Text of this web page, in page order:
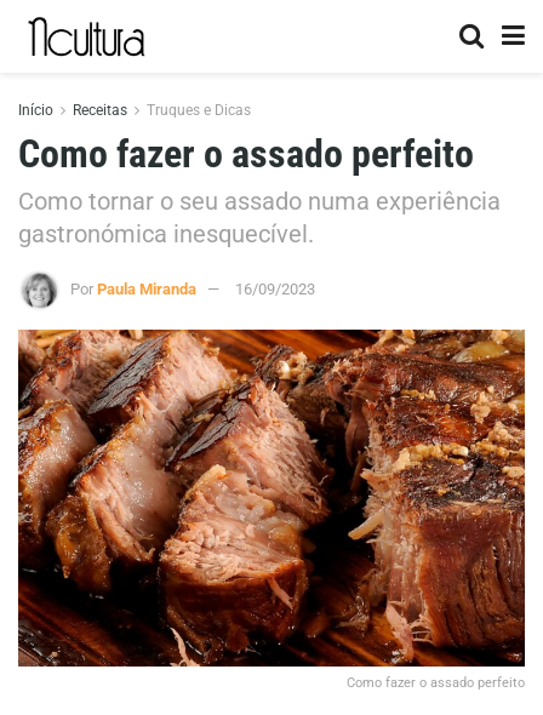
Início Receitas Truques e Dicas
Como fazer o assado perfeito
Como tornar o seu assado numa experiência
gastronómica inesquecível.
Por Paula Miranda 16/09/2023
Como fazer o assado perfeito